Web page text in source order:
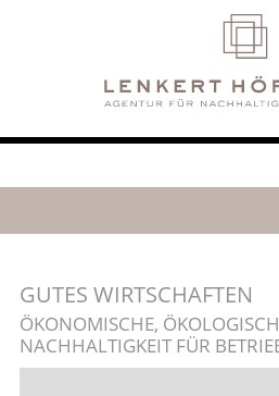
GUTES WIRTSCHAFTEN
ÖKONOMISCHE,
NACHHALTIGKEIT FÜR